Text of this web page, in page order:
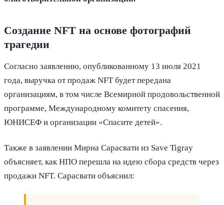
Создание NFT на основе фотографий
трагедии
Согласно заявлению, опубликованному 13 июля 2021
года, выручка от продаж NFT будет передана
организациям, в том числе Всемирной продовольственной
программе, Международному комитету спасения,
ЮНИСЕФ и организации «Спасите детей».
Также в заявлении Мирна Сарасвати из Save Tigray
объясняет, как НПО перешла на идею сбора средств через
продажи NFT. Сарасвати объяснил: